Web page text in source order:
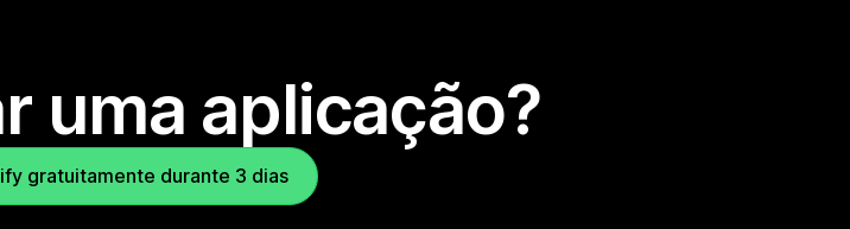
uma aplicação?
gratuitamente durante 3 dias